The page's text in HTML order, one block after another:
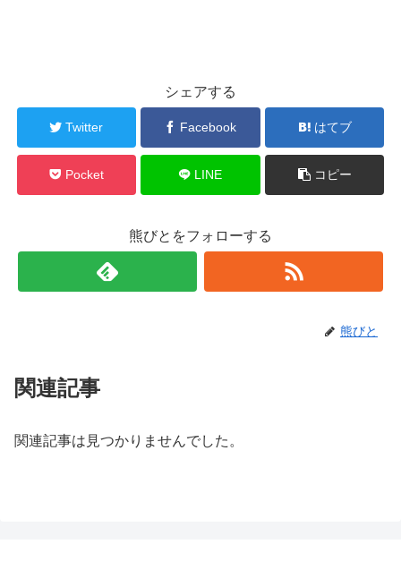
シェアする
Twitter Facebook はてブ
Pocket LINE コピー
熊びとをフォローする
熊びと
関連記事
関連記事は見つかりませんでした。